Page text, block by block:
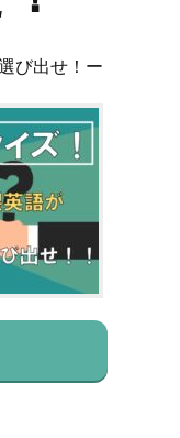
び出せ！ー